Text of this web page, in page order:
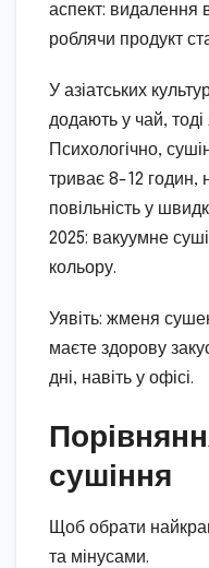
аспект: видалення
роблячи продукт
У азіатських
додають у чай,
Психологічно,
триває 8-12 годин,
повільність у
2025: вакуумне
кольору.
Уявіть: жменя
маєте здорову
дні, навіть у офісі.
сушіння
Щоб обрати
та мінусами.